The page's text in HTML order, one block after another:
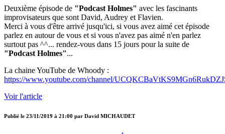
Deuxième épisode de "Podcast Holmes" avec les fascinants
improvisateurs que sont David, Audrey et Flavien.
Merci à vous d'être arrivé jusqu'ici, si vous avez aimé cet épisode
parlez en autour de vous et si vous n'avez pas aimé n'en parlez
surtout pas ^^... rendez-vous dans 15 jours pour la suite de
"Podcast Holmes"...
La chaine YouTube de Whoody :
https://www.youtube.com/channel/
Voir l'article
Publié le 23/11/2019 à 21:00 par David MICHAUDET